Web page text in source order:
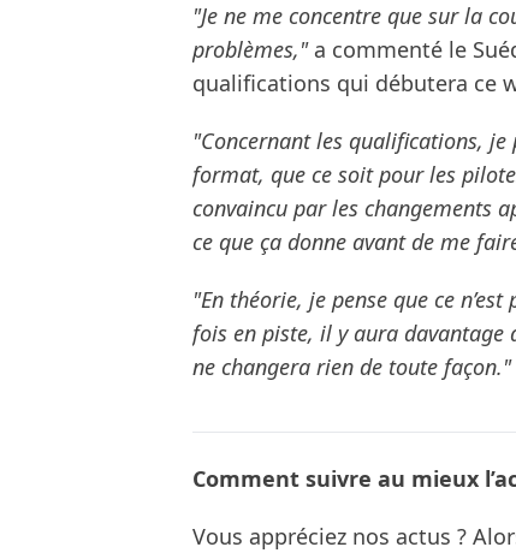
"Je ne me concentre que sur la
problèmes,"a commenté le
qualifications qui débutera ce
"Concernant les qualifications, je
format, que ce soit pour les
convaincu par les changements
ce que ça donne avant de me
"En théorie, je pense que ce
fois en piste, il y aura davantage
ne changera rien de toute façon."
Comment suivre au mieux
Vous appréciez nos actus ?